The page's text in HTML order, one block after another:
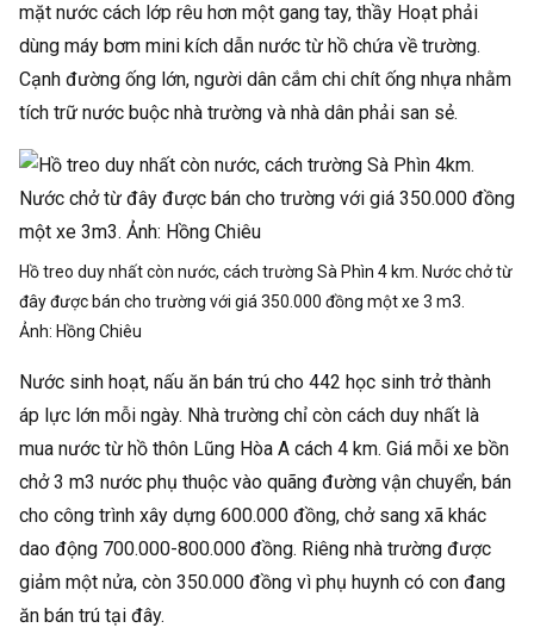
mặt nước cách lớp rêu hơn một gang tay, thầy Hoạt phải
dùng máy bơm mini kích dẫn nước từ hồ chứa về trường.
Cạnh đường ống lớn, người dân cắm chi chít ống nhựa nhằm
tích trữ nước buộc nhà trường và nhà dân phải san sẻ.
Hồ treo duy nhất còn nước, cách trường Sà Phìn 4 km. Nước chở từ
đây được bán cho trường với giá 350.000 đồng một xe 3 m3.
Ảnh: Hồng Chiêu
Nước sinh hoạt, nấu ăn bán trú cho 442 học sinh trở thành
áp lực lớn mỗi ngày. Nhà trường chỉ còn cách duy nhất là
mua nước từ hồ thôn Lũng Hòa A cách 4 km. Giá mỗi xe bồn
chở 3 m3 nước phụ thuộc vào quãng đường vận chuyển, bán
cho công trình xây dựng 600.000 đồng, chở sang xã khác
dao động 700.000-800.000 đồng. Riêng nhà trường được
giảm một nửa, còn 350.000 đồng vì phụ huynh có con đang
ăn bán trú tại đây.